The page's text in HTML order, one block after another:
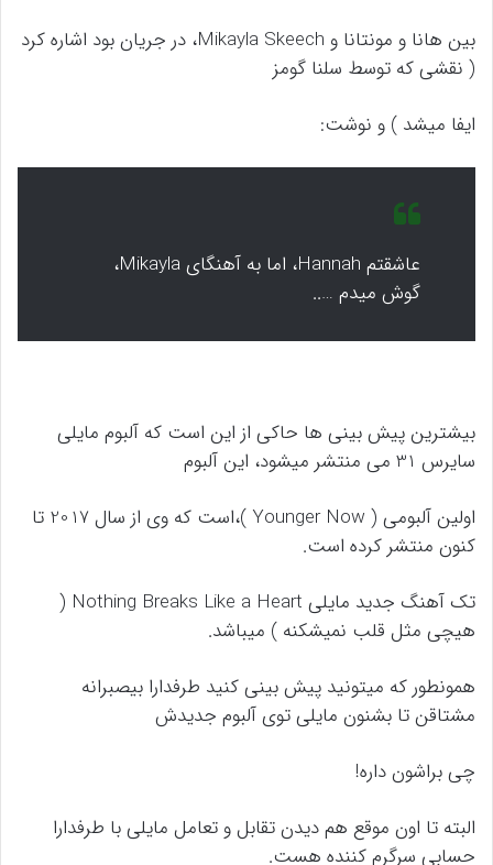
بین هانا و مونتانا و Mikayla Skeech، در جریان بود اشاره کرد
( نقشی که توسط سلنا گومز
ایفا میشد ) و نوشت:
عاشقتم Hannah، اما به آهنگای Mikayla،
گوش میدم …..
بیشترین پیش بینی ها حاکی از این است که آلبوم مایلی
سایرس 31 می منتشر میشود، این آلبوم
اولین آلبومی ( Younger Now )،است که وی از سال 2017 تا
کنون منتشر کرده است.
تک آهنگ جدید مایلی Nothing Breaks Like a Heart (
هیچی مثل قلب نمیشکنه ) میباشد.
همونطور که میتونید پیش بینی کنید طرفدارا بیصبرانه
مشتاقن تا بشنون مایلی توی آلبوم جدیدش
چی براشون داره!
البته تا اون موقع هم دیدن تقابل و تعامل مایلی با طرفدارا
حسابی سرگرم کننده هست.